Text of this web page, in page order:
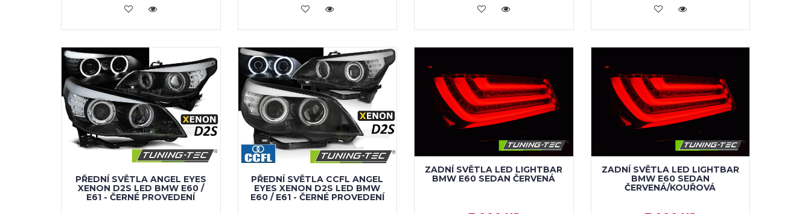
KOUPIT KOUPIT KOUPIT KOUPIT
PŘEDNÍ SVĚTLA ANGEL EYES
XENON D2S LED BMW E60 /
E61 - ČERNÉ PROVEDENÍ
PŘEDNÍ SVĚTLA CCFL ANGEL
EYES XENON D2S LED BMW
E60 / E61 - ČERNÉ PROVEDENÍ
ZADNÍ SVĚTLA LED LIGHTBAR
BMW E60 SEDAN ČERVENÁ
ZADNÍ SVĚTLA LED LIGHTBAR
BMW E60 SEDAN
ČERVENÁ/KOUŘOVÁ